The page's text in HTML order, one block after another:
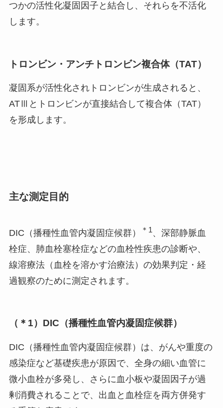
つかの活性化凝固因子と結合し、それらを不活化
します。
トロンビン・アンチトロンビン複合体（TAT）
凝固系が活性化されトロンビンが生成されると、
ATⅢとトロンビンが直接結合して複合体（TAT）
を形成します。
主な測定目的
DIC（播種性血管内凝固症候群） ＊1、深部静脈血
栓症、肺血栓塞栓症などの血栓性疾患の診断や、
線溶療法（血栓を溶かす治療法）の効果判定・経
過観察のために測定されます。
（＊1）DIC（播種性血管内凝固症候群）
DIC（播種性血管内凝固症候群）は、がんや重度の
感染症など基礎疾患が原因で、全身の細い血管に
微小血栓が多発し、さらに血小板や凝固因子が過
剰消費されることで、出血と血栓症を両方併発す